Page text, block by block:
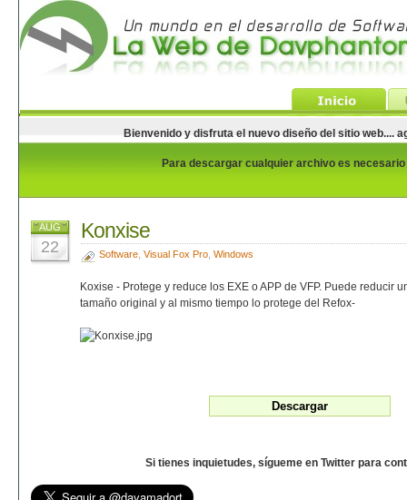
Bienvenido y disfruta el nuevo diseño del sitio web....
Para descargar cualquier archivo es
AUG
22
Konxise
Software, Visual Fox Pro, Windows
Koxise - Protege y reduce los EXE o APP de VFP. Puede reducir
tamaño original y al mismo tiempo lo protege del Refox-
Si tienes inquietudes, sígueme en Twitter para